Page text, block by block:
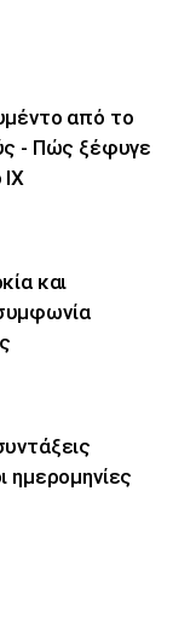
από το
- Πώς ξέφυγε
και
ημερομηνίες